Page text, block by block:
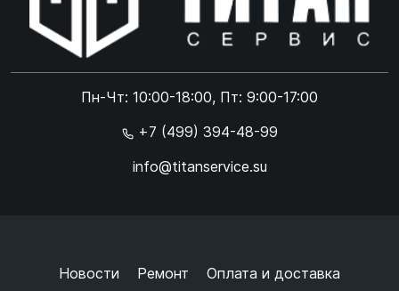
Пн-Чт: 10:00-18:00, Пт: 9:00-17:00
+7 (499) 394-48-99
info@titanservice.su
Новости Ремонт Оплата и доставка
Online чат
Online чат